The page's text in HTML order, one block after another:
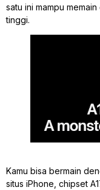
satu ini mampu
tinggi.
Kamu bisa bermain
situs iPhone, chipset